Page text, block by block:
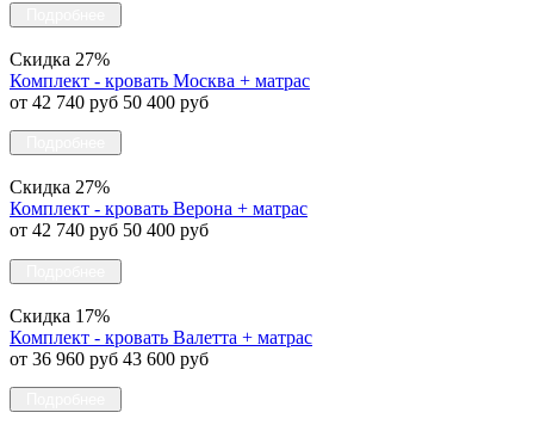
Скидка 27%
Комплект - кровать Москва + матрас
от 42 740 руб 50 400 руб
Скидка 27%
Комплект - кровать Верона + матрас
от 42 740 руб 50 400 руб
Скидка 17%
Комплект - кровать Валетта + матрас
от 36 960 руб 43 600 руб